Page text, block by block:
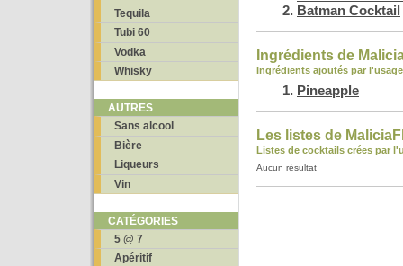
Tequila
Tubi 60
Vodka
Whisky
AUTRES
Sans alcool
Bière
Liqueurs
Vin
CATÉGORIES
5 @ 7
Apéritif
Batman Cocktail
Ingrédients de
Ingrédients ajoutés par
Pineapple
Les listes de
Listes de cocktails crées par
Aucun résultat